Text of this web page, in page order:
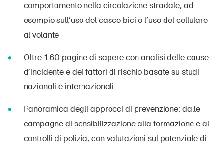
comportamento nella circolazione stradale, ad
esempio sull’uso del casco bici o l’uso del cellulare
al volante
Oltre 160 pagine di sapere con analisi delle cause
d’incidente e dei fattori di rischio basate su studi
nazionali e internazionali
Panoramica degli approcci di prevenzione: dalle
campagne di sensibilizzazione alla formazione e ai
controlli di polizia, con valutazioni sul potenziale di